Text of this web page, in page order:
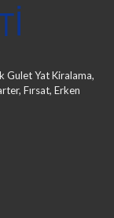
Gulet Yat Kiralama,
Fırsat, Erken